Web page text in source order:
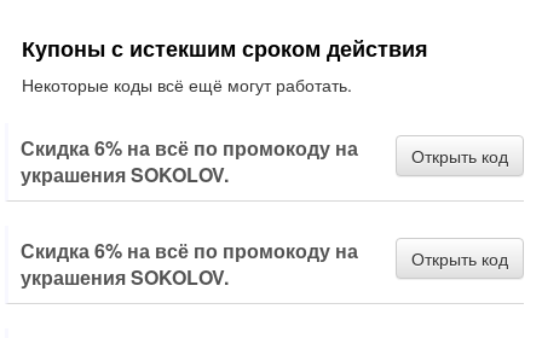
Купоны с истекшим сроком действия
Некоторые коды всё ещё могут работать.
Скидка 6% на всё по промокоду на
украшения SOKOLOV.
Открыть код
Скидка 6% на всё по промокоду на
украшения SOKOLOV.
Открыть код